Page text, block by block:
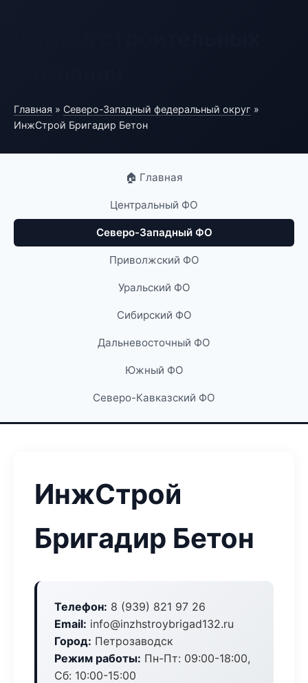
Главная » Северо-Западный федеральный округ »
ИнжСтрой Бригадир Бетон
🏠 Главная
Центральный ФО
Северо-Западный ФО
Приволжский ФО
Уральский ФО
Сибирский ФО
Дальневосточный ФО
Южный ФО
Северо-Кавказский ФО
ИнжСтрой
Бригадир Бетон
Телефон: 8 (939) 821 97 26
Email: info@inzhstroybrigad132.ru
Город: Петрозаводск
Режим работы: Пн-Пт: 09:00-18:00,
Сб: 10:00-15:00